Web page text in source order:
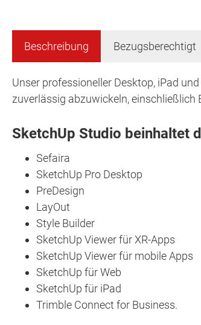
Beschreibung Bezugsberechtigt
Unser professioneller Desktop, iPad
zuverlässig abzuwickeln,
SketchUp Studio beinhaltet
Sefaira
SketchUp Pro Desktop
PreDesign
LayOut
Style Builder
SketchUp Viewer für XR-Apps
SketchUp Viewer für mobile Apps
SketchUp für Web
SketchUp für iPad
Trimble Connect for Business.